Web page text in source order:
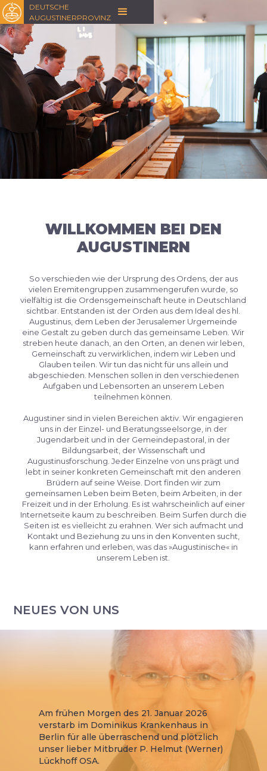
DEUTSCHE
AUGUSTINERPROVINZ
WILLKOMMEN BEI DEN
AUGUSTINERN
So verschieden wie der Ursprung des Ordens, der aus
vielen Eremitengruppen zusammengerufen wurde, so
vielfältig ist die Ordensgemeinschaft heute in Deutschland
sichtbar. Entstanden ist der Orden aus dem Ideal des hl.
Augustinus, dem Leben der Jerusalemer Urgemeinde
eine Gestalt zu geben durch das gemeinsame Leben. Wir
streben heute danach, an den Orten, an denen wir leben,
Gemeinschaft zu verwirklichen, indem wir Leben und
Glauben teilen. Wir tun das nicht für uns allein und
abgeschieden. Menschen sollen in den verschiedenen
Aufgaben und Lebensorten an unserem Leben
teilnehmen können.
Augustiner sind in vielen Bereichen aktiv. Wir engagieren
uns in der Einzel- und Beratungsseelsorge, in der
Jugendarbeit und in der Gemeindepastoral, in der
Bildungsarbeit, der Wissenschaft und
Augustinusforschung. Jeder Einzelne von uns prägt und
lebt in seiner konkreten Gemeinschaft mit den anderen
Brüdern auf seine Weise. Dort finden wir zum
gemeinsamen Leben beim Beten, beim Arbeiten, in der
Freizeit und in der Erholung. Es ist wahrscheinlich auf einer
Internetseite kaum zu beschreiben. Beim Surfen durch die
Seiten ist es vielleicht zu erahnen. Wer sich aufmacht und
Kontakt und Beziehung zu uns in den Konventen sucht,
kann erfahren und erleben, was das »Augustinische« in
unserem Leben ist.
NEUES VON UNS
Am frühen Morgen des 21. Januar 2026
verstarb im Dominikus Krankenhaus in
Berlin für alle überraschend und plötzlich
unser lieber Mitbruder P. Helmut (Werner)
Lückhoff OSA.